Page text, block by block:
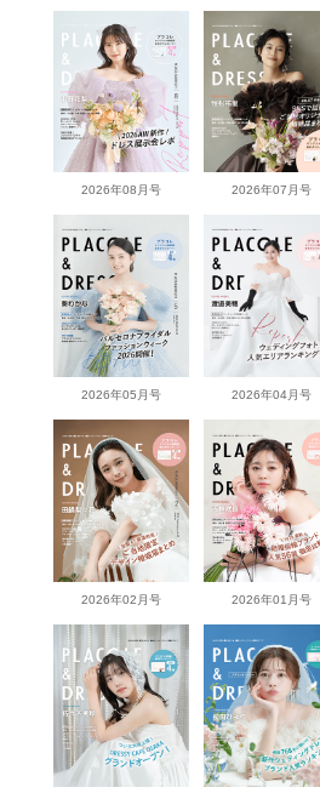
2026年08月号 2026年07月号
2026年05月号 2026年04月号
2026年02月号 2026年01月号